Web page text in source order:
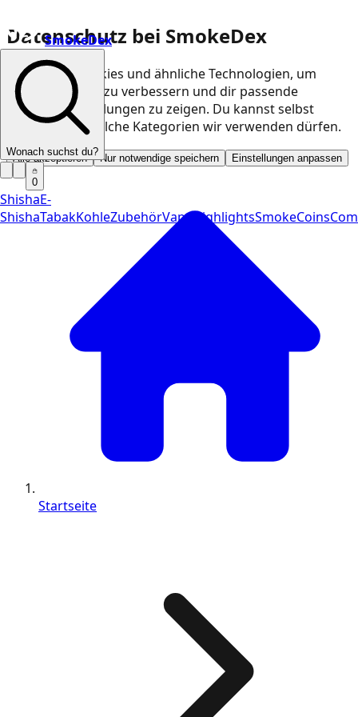
Datenschutz bei SmokeDex
Wir nutzen Cookies und ähnliche Technologien, um
unsere Website zu verbessern und dir passende
Produktempfehlungen zu zeigen. Du kannst selbst
entscheiden, welche Kategorien wir verwenden dürfen.
Alle akzeptieren Nur notwendige speichern Einstellungen anpassen
SmokeDex
Wonach suchst du?
0
ShishaE-
ShishaTabakKohleZubehörVapeHighlightsSmokeCoins
Startseite